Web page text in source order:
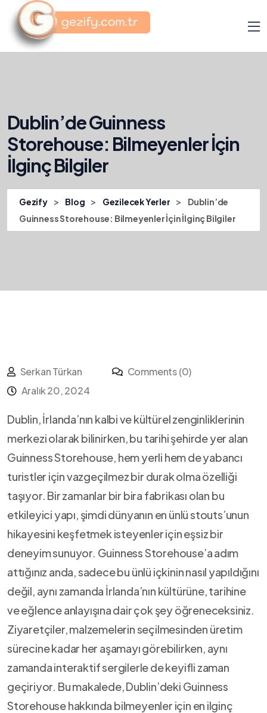
Dublin’de Guinness
Storehouse: Bilmeyenler İçin
İlginç Bilgiler
Gezify > Blog > Gezilecek Yerler >
Dublin’de
Guinness Storehouse: Bilmeyenler İçin İlginç Bilgiler
Serkan Türkan
Comments (0)
Aralık 20, 2024
Dublin, ‌İrlanda’nın kalbi⁤ ve kültürel​ zenginliklerinin
merkezi olarak bilinirken,⁤ bu tarihi şehirde yer alan
Guinness Storehouse, ‍hem yerli hem de yabancı
turistler⁤ için vazgeçilmez bir durak olma ⁢özelliği
taşıyor. Bir zamanlar bir bira fabrikası olan bu
etkileyici yapı, şimdi dünyanın en ünlü stouts’unun
hikayesini⁣ keşfetmek isteyenler ​için eşsiz bir
deneyim sunuyor. Guinness Storehouse’a⁤ adım ​
attığınız‌ anda, sadece bu ünlü içkinin nasıl ⁢yapıldığını
değil, aynı zamanda İrlanda’nın kültürüne, tarihine
‌ve eğlence anlayışına⁤ dair çok şey öğreneceksiniz.
Ziyaretçiler, malzemelerin seçilmesinden üretim
sürecine kadar ⁤her aşamayı görebilirken, aynı
zamanda interaktif sergilerle de keyifli zaman ​
geçiriyor. Bu​ makalede, ⁣Dublin’deki Guinness
Storehouse hakkında bilmeyenler için ‌en ⁣ilginç